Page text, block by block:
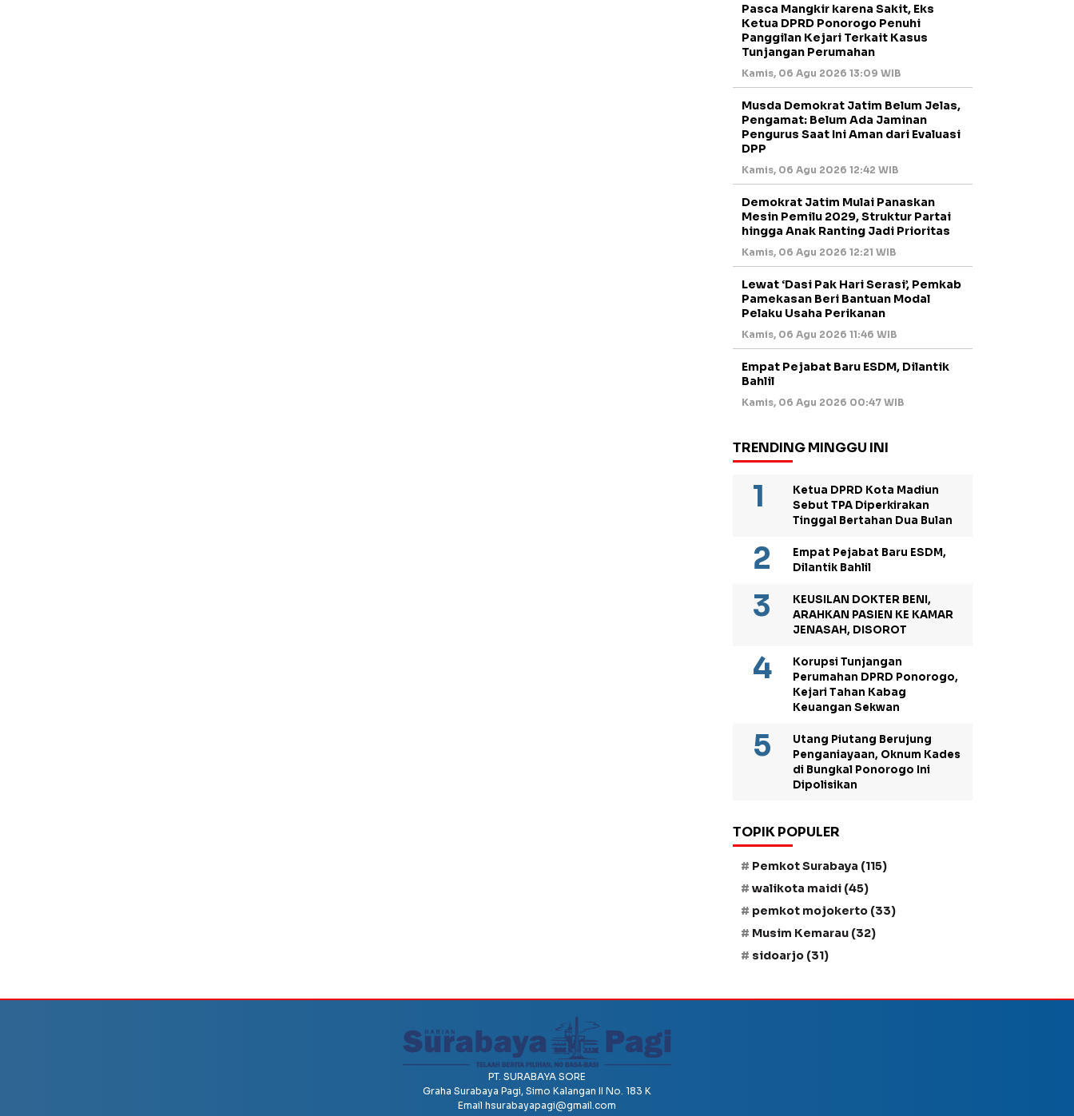
Pasca Mangkir karena Sakit, Eks
Ketua DPRD Ponorogo Penuhi
Panggilan Kejari Terkait Kasus
Tunjangan Perumahan
Kamis, 06 Agu 2026 13:09 WIB
Musda Demokrat Jatim Belum Jelas,
Pengamat: Belum Ada Jaminan
Pengurus Saat Ini Aman dari Evaluasi
DPP
Kamis, 06 Agu 2026 12:42 WIB
Demokrat Jatim Mulai Panaskan
Mesin Pemilu 2029, Struktur Partai
hingga Anak Ranting Jadi Prioritas
Kamis, 06 Agu 2026 12:21 WIB
Lewat ‘Dasi Pak Hari Serasi’, Pemkab
Pamekasan Beri Bantuan Modal
Pelaku Usaha Perikanan
Kamis, 06 Agu 2026 11:46 WIB
Empat Pejabat Baru ESDM, Dilantik
Bahlil
Kamis, 06 Agu 2026 00:47 WIB
TRENDING MINGGU INI
Ketua DPRD Kota Madiun
Sebut TPA Diperkirakan
Tinggal Bertahan Dua Bulan
Empat Pejabat Baru ESDM,
Dilantik Bahlil
KEUSILAN DOKTER BENI,
ARAHKAN PASIEN KE KAMAR
JENASAH, DISOROT
Korupsi Tunjangan
Perumahan DPRD Ponorogo,
Kejari Tahan Kabag
Keuangan Sekwan
Utang Piutang Berujung
Penganiayaan, Oknum Kades
di Bungkal Ponorogo Ini
Dipolisikan
TOPIK POPULER
Pemkot Surabaya (115)
walikota maidi (45)
pemkot mojokerto (33)
Musim Kemarau (32)
sidoarjo (31)
PT. SURABAYA SORE
Graha Surabaya Pagi, Simo Kalangan II No. 183 K
Email hsurabayapagi@gmail.com